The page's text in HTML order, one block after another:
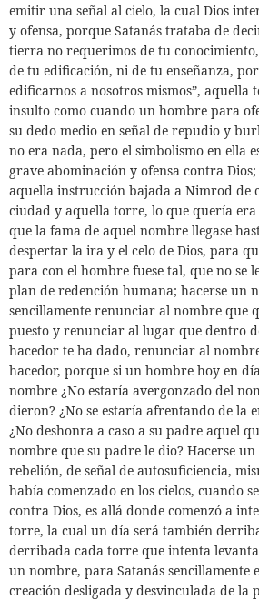
emitir una señal al cielo, la cual Dios
y ofensa, porque Satanás trataba de
tierra no requerimos de tu
de tu edificación, ni de tu enseñanza,
edificarnos a nosotros mismos”, aquella
insulto como cuando un hombre para
su dedo medio en señal de repudio y
no era nada, pero el simbolismo en ella
grave abominación y ofensa contra
aquella instrucción bajada a Nimrod de
ciudad y aquella torre, lo que quería
que la fama de aquel nombre llegase
despertar la ira y el celo de Dios, para
para con el hombre fuese tal, que no se
plan de redención humana; hacerse un
sencillamente renunciar al nombre que
puesto y renunciar al lugar que dentro
hacedor te ha dado, renunciar al
hacedor, porque si un hombre hoy en
nombre ¿No estaría avergonzado del
dieron? ¿No se estaría afrentando de la
¿No deshonra a caso a su padre aquel
nombre que su padre le dio? Hacerse
rebelión, de señal de autosuficiencia,
había comenzado en los cielos, cuando
contra Dios, es allá donde comenzó a
torre, la cual un día será también
derribada cada torre que intenta
un nombre, para Satanás sencillamente
creación desligada y desvinculada de la